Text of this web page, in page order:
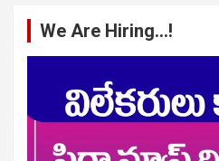
We Are Hiring…!